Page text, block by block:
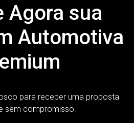
Agora sua
Automotiva
para receber uma proposta
sem compromisso.